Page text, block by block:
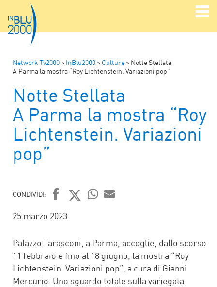
Network Tv2000 > InBlu2000 > Culture > Notte Stellata
A Parma la mostra “Roy Lichtenstein. Variazioni pop”
Notte Stellata
A Parma la mostra “Roy
Lichtenstein. Variazioni
pop”
CONDIVIDI:
FACEBOOK
TWITTER
25 marzo 2023
Palazzo Tarasconi, a Parma, accoglie, dallo scorso
11 febbraio e fino al 18 giugno, la mostra “Roy
Lichtenstein. Variazioni pop”, a cura di Gianni
Mercurio. Uno sguardo totale sulla variegata